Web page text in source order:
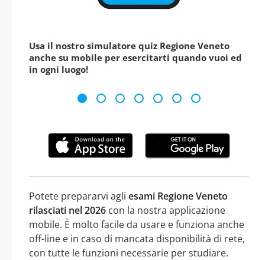
Usa il nostro simulatore quiz Regione Veneto
anche su mobile per esercitarti quando vuoi ed
in ogni luogo!
Potete prepararvi agli esami Regione Veneto
rilasciati nel 2026 con la nostra applicazione
mobile. È molto facile da usare e funziona anche
off-line e in caso di mancata disponibilità di rete,
con tutte le funzioni necessarie per studiare.